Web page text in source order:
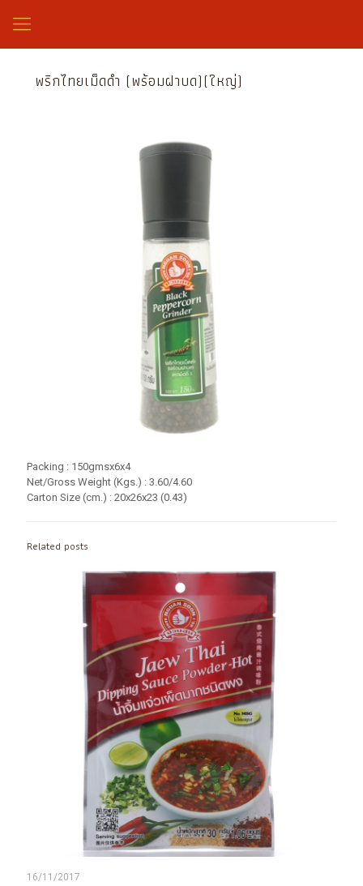
พริกไทยเม็ดดำ (พร้อมฝาบด)(ใหญ่)
Packing : 150gmsx6x4
Net/Gross Weight (Kgs.) : 3.60/4.60
Carton Size (cm.) : 20x26x23 (0.43)
Related posts
16/11/2017